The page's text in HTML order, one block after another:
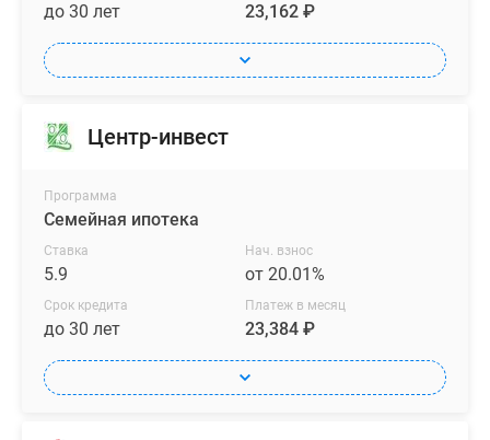
до 30 лет 23,162 ₽
Центр-инвест
Программа
Семейная ипотека
Ставка
5.9
Нач. взнос
от 20.01%
Срок кредита
до 30 лет
Платеж в месяц
23,384 ₽